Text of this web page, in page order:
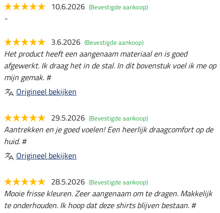
10.6.2026 (Bevestigde aankoop)
-
3.6.2026 (Bevestigde aankoop)
Het product heeft een aangenaam materiaal en is goed
afgewerkt. Ik draag het in de stal. In dit bovenstuk voel ik me op
mijn gemak. #
Origineel bekijken
29.5.2026 (Bevestigde aankoop)
Aantrekken en je goed voelen! Een heerlijk draagcomfort op de
huid. #
Origineel bekijken
28.5.2026 (Bevestigde aankoop)
Mooie frisse kleuren. Zeer aangenaam om te dragen. Makkelijk
te onderhouden. Ik hoop dat deze shirts blijven bestaan. #